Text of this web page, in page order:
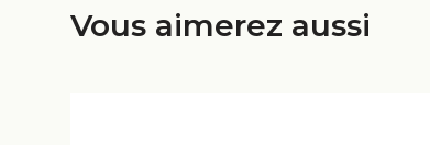
Vous aimerez aussi